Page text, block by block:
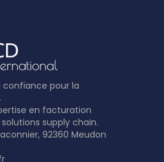
pour la
en facturation
supply chain.
92360 Meudon